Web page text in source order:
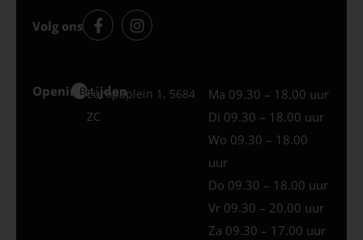
Volg ons
Openingstijden
Best
Europaplein 1, 5684
ZC
Ma 09.30 – 18.00 uur
Di 09.30 – 18.00 uur
Wo 09.30 – 18.00
uur
Do 09.30 – 18.00 uur
Vr 09.30 – 20.00 uur
Za 09.30 – 17.00 uur